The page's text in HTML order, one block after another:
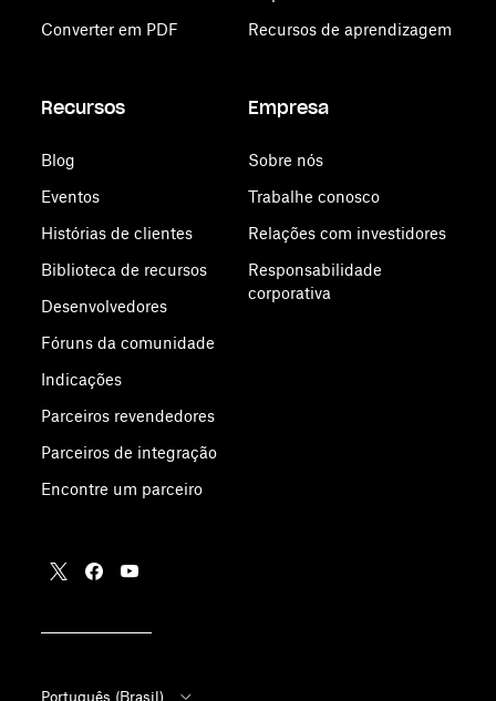
Converter em PDF
Recursos de aprendizagem
Recursos
Blog
Eventos
Histórias de clientes
Biblioteca de recursos
Desenvolvedores
Fóruns da comunidade
Indicações
Parceiros revendedores
Parceiros de integração
Encontre um parceiro
Empresa
Sobre nós
Trabalhe conosco
Relações com investidores
Responsabilidade
corporativa
Português (Brasil)